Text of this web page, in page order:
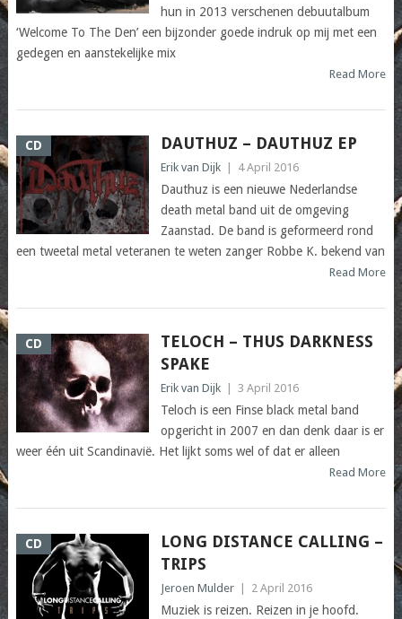
hun in 2013 verschenen debuutalbum
‘Welcome To The Den’ een bijzonder goede indruk op mij met een
gedegen en aanstekelijke mix
Read More
CD DAUTHUZ – DAUTHUZ EP
Erik van Dijk 4 April 2016
Dauthuz is een nieuwe Nederlandse
death metal band uit de omgeving
Zaanstad. De band is geformeerd rond
een tweetal metal veteranen te weten zanger Robbe K. bekend van
Read More
CD
TELOCH – THUS DARKNESS
SPAKE
Erik van Dijk 3 April 2016
Teloch is een Finse black metal band
opgericht in 2007 en dan denk daar is er
weer één uit Scandinavië. Het lijkt soms wel of dat er alleen
Read More
CD
LONG DISTANCE CALLING –
TRIPS
Jeroen Mulder 2 April 2016
Muziek is reizen. Reizen in je hoofd.